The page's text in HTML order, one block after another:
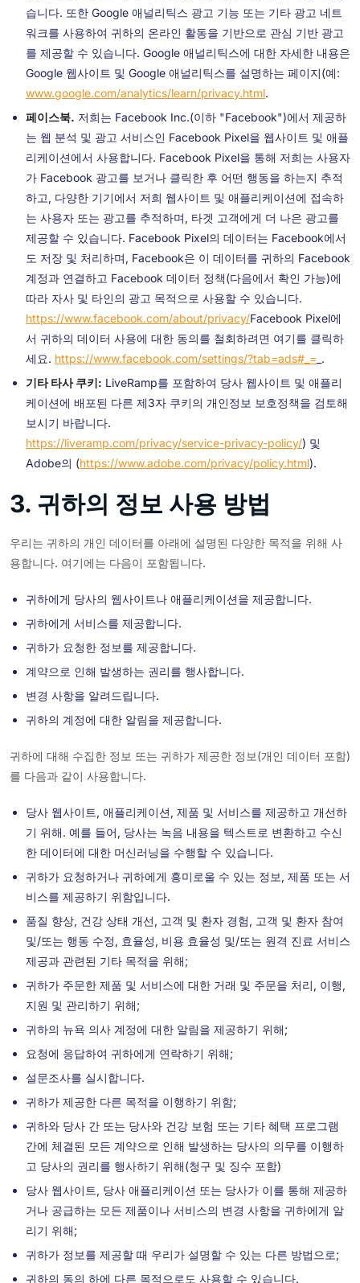
습니다. 또한 Google 애널리틱스 광고 기능 또는 기타 광고 네트
워크를 사용하여 귀하의 온라인 활동을 기반으로 관심 기반 광고
를 제공할 수 있습니다. Google 애널리틱스에 대한 자세한 내용은
Google 웹사이트 및 Google 애널리틱스를 설명하는 페이지(예:
www.google.com/analytics/learn/privacy.html.
페이스북. 저희는 Facebook Inc.(이하 "Facebook")에서 제공하
는 웹 분석 및 광고 서비스인 Facebook Pixel을 웹사이트 및 애플
리케이션에서 사용합니다. Facebook Pixel을 통해 저희는 사용자
가 Facebook 광고를 보거나 클릭한 후 어떤 행동을 하는지 추적
하고, 다양한 기기에서 저희 웹사이트 및 애플리케이션에 접속하
는 사용자 또는 광고를 추적하며, 타겟 고객에게 더 나은 광고를
제공할 수 있습니다. Facebook Pixel의 데이터는 Facebook에서
도 저장 및 처리하며, Facebook은 이 데이터를 귀하의 Facebook
계정과 연결하고 Facebook 데이터 정책(다음에서 확인 가능)에
따라 자사 및 타인의 광고 목적으로 사용할 수 있습니다.
https://www.facebook.com/about/privacy/Facebook Pixel에
서 귀하의 데이터 사용에 대한 동의를 철회하려면 여기를 클릭하
세요. https://www.facebook.com/settings/?tab=ads#_= _.
기타 타사 쿠키: LiveRamp를 포함하여 당사 웹사이트 및 애플리
케이션에 배포된 다른 제3자 쿠키의 개인정보 보호정책을 검토해
보시기 바랍니다.
https://liveramp.com/privacy/service-privacy-policy/) 및
Adobe의 (https://www.adobe.com/privacy/policy.html).
3. 귀하의 정보 사용 방법
우리는 귀하의 개인 데이터를 아래에 설명된 다양한 목적을 위해 사
용합니다. 여기에는 다음이 포함됩니다.
귀하에게 당사의 웹사이트나 애플리케이션을 제공합니다.
귀하에게 서비스를 제공합니다.
귀하가 요청한 정보를 제공합니다.
계약으로 인해 발생하는 권리를 행사합니다.
변경 사항을 알려드립니다.
귀하의 계정에 대한 알림을 제공합니다.
귀하에 대해 수집한 정보 또는 귀하가 제공한 정보(개인 데이터 포함)
를 다음과 같이 사용합니다.
당사 웹사이트, 애플리케이션, 제품 및 서비스를 제공하고 개선하
기 위해. 예를 들어, 당사는 녹음 내용을 텍스트로 변환하고 수신
한 데이터에 대한 머신러닝을 수행할 수 있습니다.
귀하가 요청하거나 귀하에게 흥미로울 수 있는 정보, 제품 또는 서
비스를 제공하기 위함입니다.
품질 향상, 건강 상태 개선, 고객 및 환자 경험, 고객 및 환자 참여
및/또는 행동 수정, 효율성, 비용 효율성 및/또는 원격 진료 서비스
제공과 관련된 기타 목적을 위해;
귀하가 주문한 제품 및 서비스에 대한 거래 및 주문을 처리, 이행,
지원 및 관리하기 위해;
귀하의 뉴욕 의사 계정에 대한 알림을 제공하기 위해;
요청에 응답하여 귀하에게 연락하기 위해;
설문조사를 실시합니다.
귀하가 제공한 다른 목적을 이행하기 위함;
귀하와 당사 간 또는 당사와 건강 보험 또는 기타 혜택 프로그램
간에 체결된 모든 계약으로 인해 발생하는 당사의 의무를 이행하
고 당사의 권리를 행사하기 위해(청구 및 징수 포함)
당사 웹사이트, 당사 애플리케이션 또는 당사가 이를 통해 제공하
거나 공급하는 모든 제품이나 서비스의 변경 사항을 귀하에게 알
리기 위해;
귀하가 정보를 제공할 때 우리가 설명할 수 있는 다른 방법으로;
귀하의 동의 하에 다른 목적으로도 사용할 수 있습니다.